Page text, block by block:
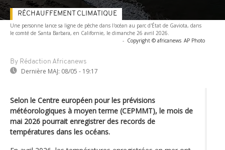
Une personne lance sa ligne de pêche dans l'océan au parc d'État de Gaviota, dans
le comté de Santa Barbara, en Californie, le dimanche 26 avril 2026.
- Copyright © africanews AP Photo
By Rédaction Africanews
Dernière MAJ: 08/05 - 19:17
RÉCHAUFFEMENT CLIMATIQUE
Selon le Centre européen pour les prévisions
météorologiques à moyen terme (CEPMMT), le mois de
mai 2026 pourrait enregistrer des records de
températures dans les océans.